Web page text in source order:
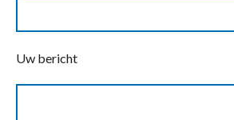
Uw bericht